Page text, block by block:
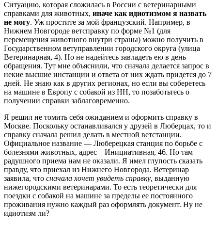
Ситуацию, которая сложилась в России с ветеринарными
справками для животных, иначе как идиотизмом я назвать
не могу. Уж простите за мой французский. Например, в
Нижнем Новгороде ветсправку по форме №1 (для
перемещения животного внутри страны) можно получить в
Государственном ветуправлении городского округа (улица
Ветеринарная, 4). Но не надейтесь завладеть ею в день
обращения. Тут мне объяснили, что сначала делается запрос в
некие высшие инстанции и ответа от них ждать придется до 7
дней. Не знаю как в других регионах, но если вы соберетесь
на машине в Европу с собакой из НН, то позаботьтесь о
получении справки заблаговременно.
Я решил не томить себя ожиданием и оформить справку в
Москве. Поскольку останавливался у друзей в Люберцах, то и
справку сначала решил делать в местной ветстанции.
Официальное название — Люберецкая станция по борьбе с
болезнями животных, адрес – Инициативная, 46. Но там
радушного приема нам не оказали. Я имел глупость сказать
правду, что приехал из Нижнего Новгорода. Ветеринар
заявила, что сначала хочет увидеть справку, выданную
нижегородскими ветеринарами. То есть теоретически для
поездки с собакой на машине за пределы ее постоянного
проживания нужно каждый раз оформлять документ. Ну не
идиотизм ли?